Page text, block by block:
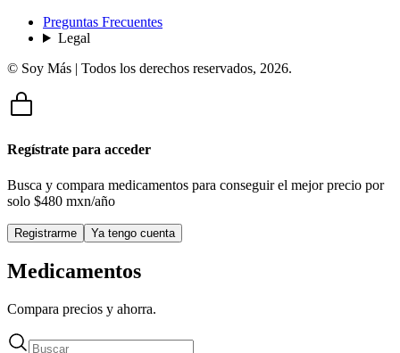
Preguntas Frecuentes
Legal
© Soy Más | Todos los derechos reservados, 2026.
Regístrate para acceder
Busca y compara medicamentos para conseguir el mejor precio por
solo $480 mxn/año
Registrarme Ya tengo cuenta
Medicamentos
Compara precios y ahorra.